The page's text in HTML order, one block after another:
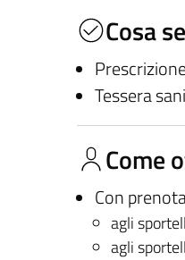
Cosa
Tessera
Come
Con
agli
agli